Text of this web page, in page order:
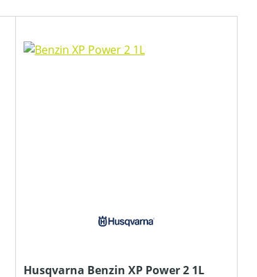
Husqvarna Benzin XP Power 2 1L